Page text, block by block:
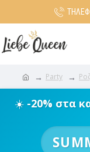
Party
☀️ -20% στα